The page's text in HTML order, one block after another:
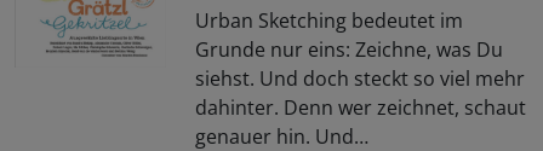
Urban Sketching bedeutet im
Grunde nur eins: Zeichne, was Du
siehst. Und doch steckt so viel mehr
dahinter. Denn wer zeichnet, schaut
genauer hin. Und…